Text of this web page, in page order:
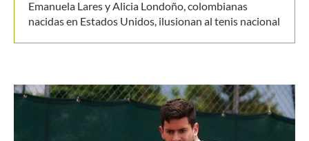
Emanuela Lares y Alicia Londoño, colombianas